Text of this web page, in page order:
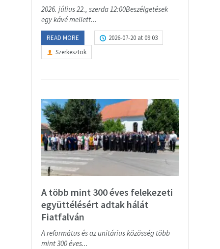
2026. július 22., szerda 12:00Beszélgetések
egy kávé mellett...
READ MORE
2026-07-20 at 09:03
Szerkesztok
A több mint 300 éves felekezeti
együttélésért adtak hálát
Fiatfalván
A református és az unitárius közösség több
mint 300 éves...